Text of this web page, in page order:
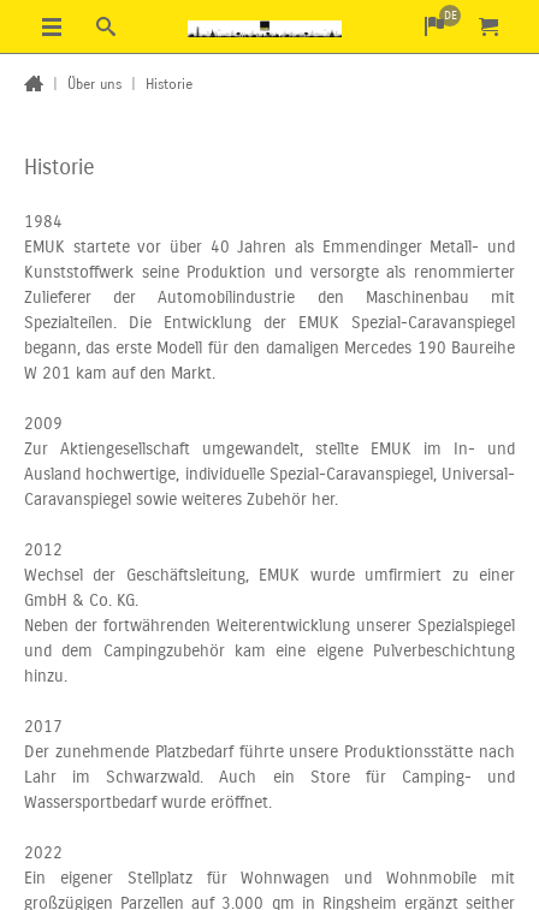
DE
Über uns Historie
Historie
1984
EMUK startete vor über 40 Jahren als Emmendinger Metall- und
Kunststoffwerk seine Produktion und versorgte als renommierter
Zulieferer der Automobilindustrie den Maschinenbau mit
Spezialteilen. Die Entwicklung der EMUK Spezial-Caravanspiegel
begann, das erste Modell für den damaligen Mercedes 190 Baureihe
W 201 kam auf den Markt.
2009
Zur Aktiengesellschaft umgewandelt, stellte EMUK im In- und
Ausland hochwertige, individuelle Spezial-Caravanspiegel, Universal-
Caravanspiegel sowie weiteres Zubehör her.
2012
Wechsel der Geschäftsleitung, EMUK wurde umfirmiert zu einer
GmbH & Co. KG.
Neben der fortwährenden Weiterentwicklung unserer Spezialspiegel
und dem Campingzubehör kam eine eigene Pulverbeschichtung
hinzu.
2017
Der zunehmende Platzbedarf führte unsere Produktionsstätte nach
Lahr im Schwarzwald. Auch ein Store für Camping- und
Wassersportbedarf wurde eröffnet.
2022
Ein eigener Stellplatz für Wohnwagen und Wohnmobile mit
großzügigen Parzellen auf 3.000 qm in Ringsheim ergänzt seither